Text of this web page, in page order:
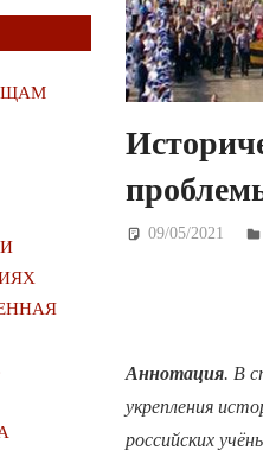
09/05/2021
Аннотация. В
укрепления
российских